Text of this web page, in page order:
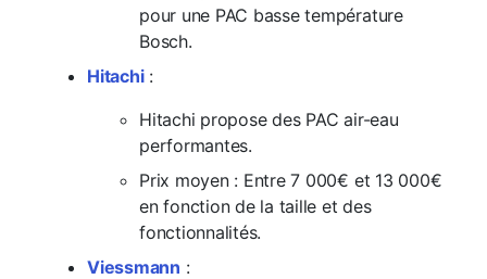
pour une PAC basse température
Bosch.
Hitachi:
Hitachi propose des PAC air-eau
performantes.
Prix moyen : Entre 7 000€ et 13 000€
en fonction de la taille et des
fonctionnalités.
Viessmann :